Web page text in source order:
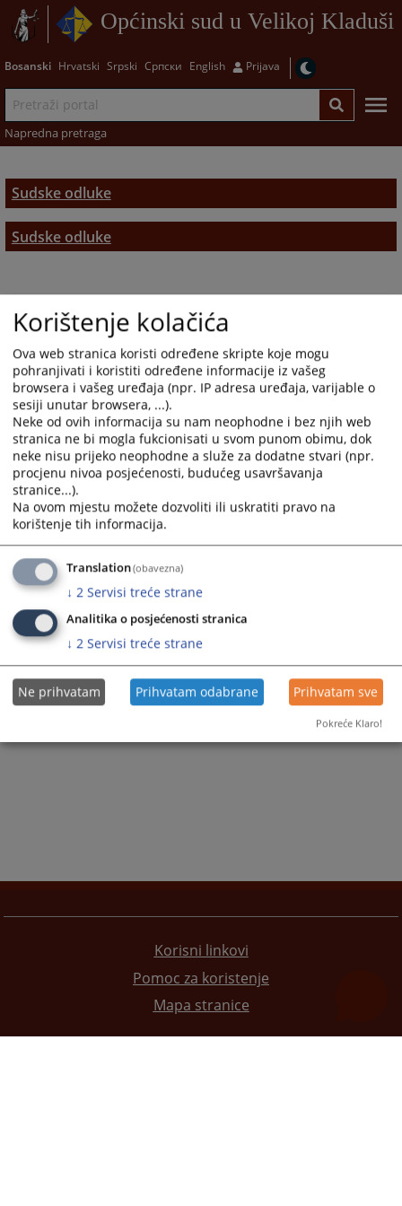
Općinski sud u Velikoj Kladuši
Bosanski Hrvatski Srpski Српски English Prijava
Napredna pretraga
Sudske odluke
Sudske odluke
Korisni linkovi
Pomoc za koristenje
Mapa stranice
Korištenje kolačića
Ova web stranica koristi određene skripte koje mogu
pohranjivati i koristiti određene informacije iz vašeg
browsera i vašeg uređaja (npr. IP adresa uređaja, varijable o
sesiji unutar browsera, ...).
Neke od ovih informacija su nam neophodne i bez njih web
stranica ne bi mogla fukcionisati u svom punom obimu, dok
neke nisu prijeko neophodne a služe za dodatne stvari (npr.
procjenu nivoa posjećenosti, budućeg usavršavanja
stranice...).
Na ovom mjestu možete dozvoliti ili uskratiti pravo na
korištenje tih informacija.
Translation(obavezna)
↓ 2 Servisi treće strane
Analitika o posjećenosti stranica
↓ 2 Servisi treće strane
Ne prihvatam Prihvatam odabrane Prihvatam sve
Pokreće Klaro!